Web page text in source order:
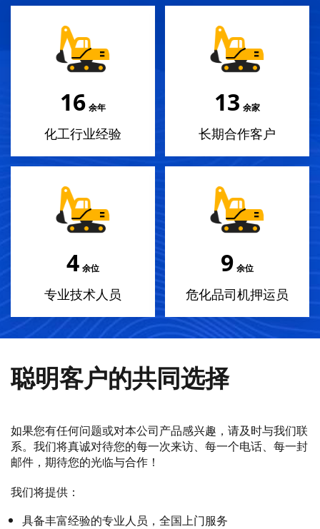
18 余年
化工行业经验
14 余家
长期合作客户
4 余位
专业技术人员
10 余位
危化品司机押运员
聪明客户的共同选择
如果您有任何问题或对本公司产品感兴趣，请及时与我们联
系。我们将真诚对待您的每一次来访、每一个电话、每一封
邮件，期待您的光临与合作！
我们将提供：
具备丰富经验的专业人员，全国上门服务